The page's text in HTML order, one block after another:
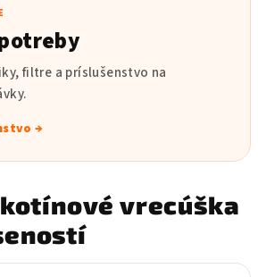
filtre a príslušenstvo na
→
vrecúška